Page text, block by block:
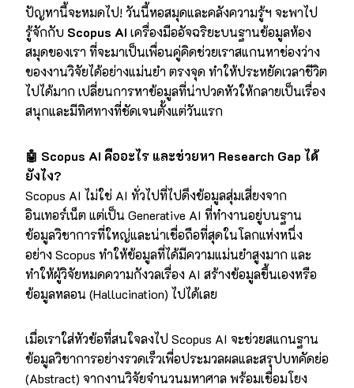
ปัญหานี้จะหมดไป! วันนี้หอสมุดและคลังความรู้ฯ จะพาไป
รู้จักกับ Scopus AI เครื่องมืออัจฉริยะบนฐานข้อมูลห้อง
สมุดของเรา ที่จะมาเป็นเพื่อนคู่คิดช่วยเราสแกนหาช่องว่าง
ของงานวิจัยได้อย่างแม่นยำ ตรงจุด ทำให้ประหยัดเวลาชีวิต
ไปได้มาก เปลี่ยนการหาข้อมูลที่น่าปวดหัวให้กลายเป็นเรื่อง
สนุกและมีทิศทางที่ชัดเจนตั้งแต่วันแรก
🤖 Scopus AI คืออะไร และช่วยหา Research Gap ได้
ยังไง?
Scopus AI ไม่ใช่ AI ทั่วไปที่ไปดึงข้อมูลสุ่มเสี่ยงจาก
อินเทอร์เน็ต แต่เป็น Generative AI ที่ทำงานอยู่บนฐาน
ข้อมูลวิชาการที่ใหญ่และน่าเชื่อถือที่สุดในโลกแห่งหนึ่ง
อย่าง Scopus ทำให้ข้อมูลที่ได้มีความแม่นยำสูงมาก และ
ทำให้ผู้วิจัยหมดความกังวลเรื่อง AI สร้างข้อมูลขึ้นเองหรือ
ข้อมูลหลอน (Hallucination) ไปได้เลย
เมื่อเราใส่หัวข้อที่สนใจลงไป Scopus AI จะช่วยสแกนฐาน
ข้อมูลวิชาการอย่างรวดเร็วเพื่อประมวลผลและสรุปบทคัดย่อ
(Abstract) จากงานวิจัยจำนวนมหาศาล พร้อมเชื่อมโยง